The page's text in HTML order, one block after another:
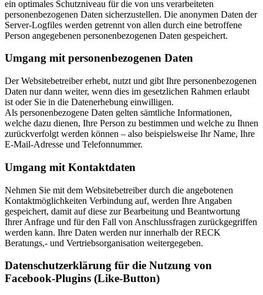
ein optimales Schutzniveau für die von uns verarbeiteten
personenbezogenen Daten sicherzustellen. Die anonymen Daten der
Server-Logfiles werden getrennt von allen durch eine betroffene
Person angegebenen personenbezogenen Daten gespeichert.
Umgang mit personenbezogenen Daten
Der Websitebetreiber erhebt, nutzt und gibt Ihre personenbezogenen
Daten nur dann weiter, wenn dies im gesetzlichen Rahmen erlaubt
ist oder Sie in die Datenerhebung einwilligen.
Als personenbezogene Daten gelten sämtliche Informationen,
welche dazu dienen, Ihre Person zu bestimmen und welche zu Ihnen
zurückverfolgt werden können – also beispielsweise Ihr Name, Ihre
E-Mail-Adresse und Telefonnummer.
Umgang mit Kontaktdaten
Nehmen Sie mit dem Websitebetreiber durch die angebotenen
Kontaktmöglichkeiten Verbindung auf, werden Ihre Angaben
gespeichert, damit auf diese zur Bearbeitung und Beantwortung
Ihrer Anfrage und für den Fall von Anschlussfragen zurückgegriffen
werden kann. Ihre Daten werden nur innerhalb der RECK
Beratungs,- und Vertriebsorganisation weitergegeben.
Datenschutzerklärung für die Nutzung von
Facebook-Plugins (Like-Button)